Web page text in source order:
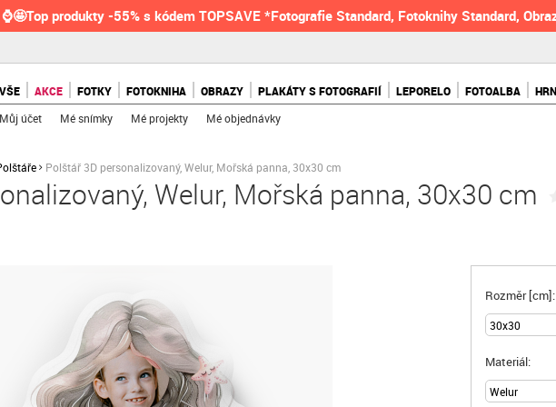
⌚🤩Top produkty -55% s kódem TOPSAVE *Fotografie Standard, Fotoknihy Standard,
VŠE AKCE FOTKY FOTOKNIHA OBRAZY PLAKÁTY S FOTOGRAFIÍ LEPORELO FOTOALBA
Můj účet
Mé snímky Mé projekty Mé objednávky
Polštář 3D personalizovaný, Welur, Mořská panna, 30x30 cm
Welur, Mořská panna, 30x30 cm
Rozměr [cm]:
Materiál: